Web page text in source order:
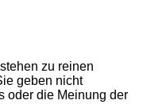
zu reinen
geben nicht
oder die Meinung der